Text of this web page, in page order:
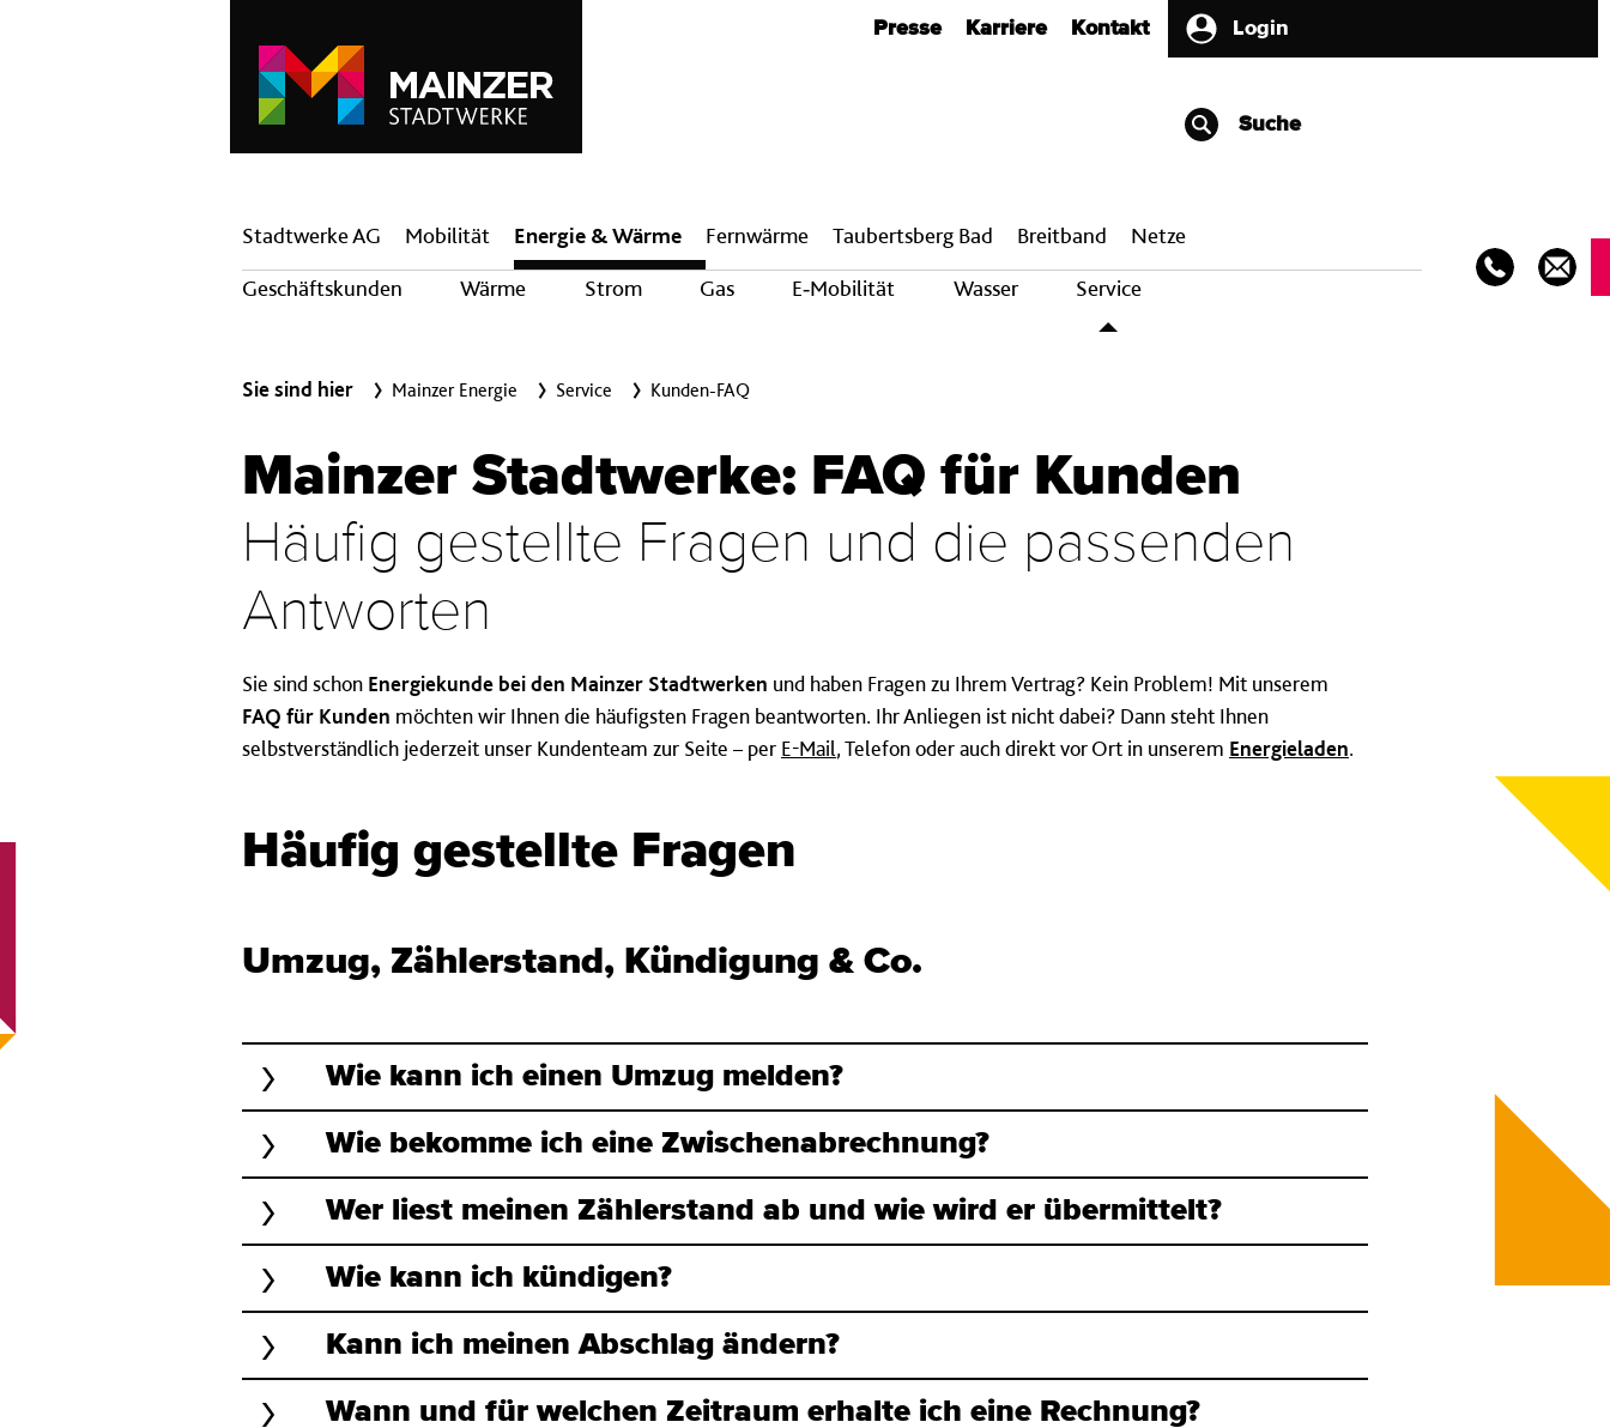
Presse Karriere Kontakt Login
Suche
Hauptnavigation
Stadtwerke AG Mobilität
Energie & Wärme
Geschäftskunden
Wärme Strom Gas E‑Mobilität Wasser Service
Fern­wärme Taubertsberg Bad Breit­band Netze
Sie sind hier Mainzer Energie Service Kunden-FAQ
Mainzer Stadtwerke: FAQ für Kunden
Häufig gestellte Fragen und die passenden
Antworten
Sie sind schon Energiekunde bei den Mainzer Stadtwerken und haben Fragen zu Ihrem Vertrag? Kein Problem! Mit unserem
FAQ für Kunden möchten wir Ihnen die häufigsten Fragen beantworten. Ihr Anliegen ist nicht dabei? Dann steht Ihnen
selbstverständlich jederzeit unser Kundenteam zur Seite – per E-Mail, Telefon oder auch direkt vor Ort in unserem Energieladen.
Häufig gestellte Fragen
Umzug, Zählerstand, Kündigung & Co.
Wie kann ich einen Umzug melden?
Wie bekomme ich eine Zwischenabrechnung?
Wer liest meinen Zählerstand ab und wie wird er übermittelt?
Wie kann ich kündigen?
Kann ich meinen Abschlag ändern?
Wann und für welchen Zeitraum erhalte ich eine Rechnung?